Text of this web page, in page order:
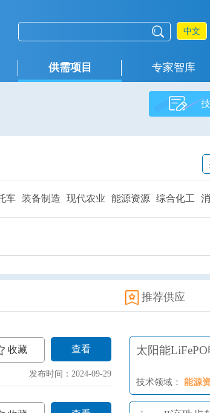
中文
供需项目 专家智库
车 装备制造 现代农业 能源资源 综合化工
推荐供应
收藏 查看
发布时间：2024-09-29
太阳能
技术领域： 能源